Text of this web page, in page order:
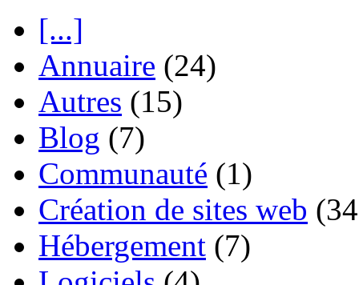
[...]
Annuaire (24)
Autres (15)
Blog (7)
Communauté (1)
Création de sites web
Hébergement (7)